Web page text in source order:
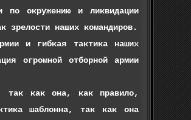
по окружению и ликвидации
зрелости наших командиров.
и гибкая тактика наших
огромной отборной армии
как она, как правило,
шаблонна, так как она